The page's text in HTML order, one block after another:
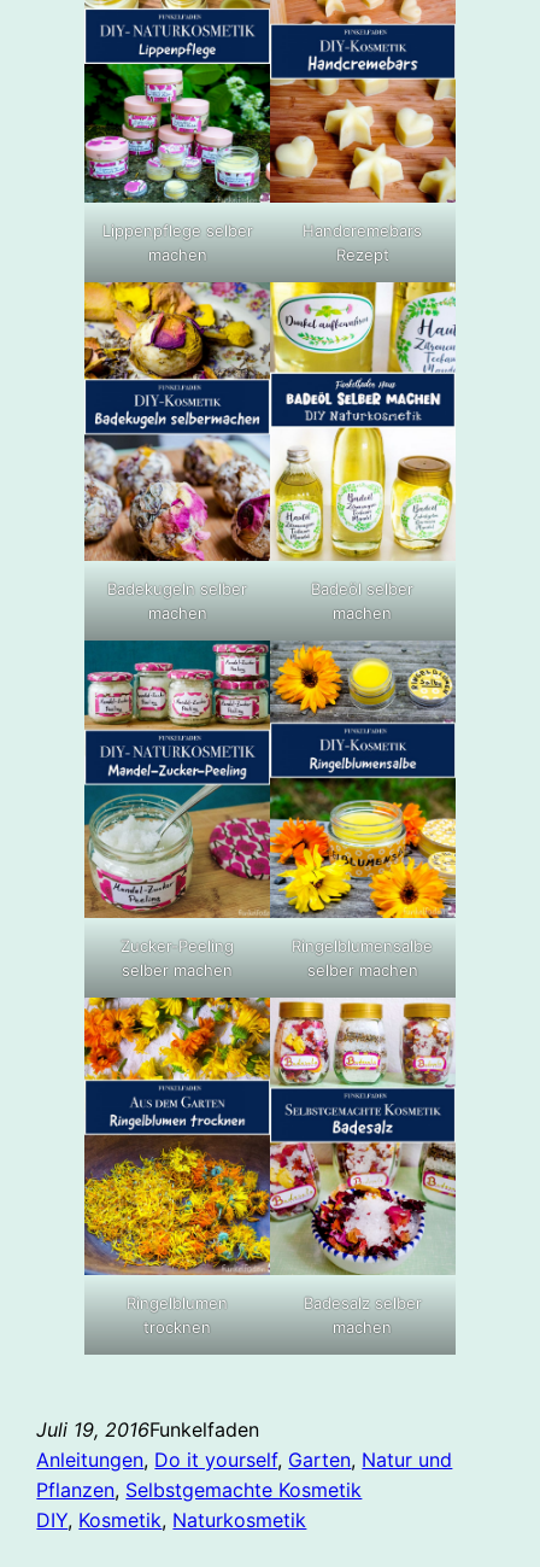
Lippenpflege selber
machen
Handcremebars
Rezept
Badekugeln selber
machen
Badeöl selber
machen
Zucker-Peeling
selber machen
Ringelblumensalbe
selber machen
Ringelblumen
trocknen
Badesalz selber
machen
Juli 19, 2016Funkelfaden
Anleitungen, Do it yourself, Garten, Natur und
Pflanzen, Selbstgemachte Kosmetik
DIY, Kosmetik, Naturkosmetik